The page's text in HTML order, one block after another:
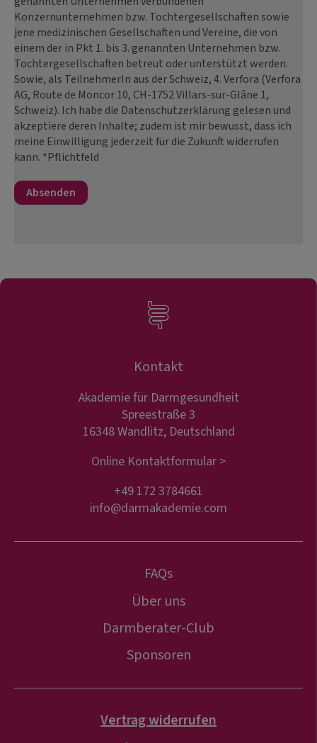
Konzernunternehmen bzw. Tochtergesellschaften sowie
jene medizinischen Gesellschaften und Vereine, die von
einem der in Pkt 1. bis 3. genannten Unternehmen bzw.
Tochtergesellschaften betreut oder unterstützt werden.
Sowie, als TeilnehmerIn aus der Schweiz, 4. Verfora (Verfora
AG, Route de Moncor 10, CH-1752 Villars-sur-Glâne 1,
Schweiz). Ich habe die Datenschutzerklärung gelesen und
akzeptiere deren Inhalte; zudem ist mir bewusst, dass ich
meine Einwilligung jederzeit für die Zukunft widerrufen
kann. *Pflichtfeld
Kontakt
Akademie für Darmgesundheit
Spreestraße 3
16348 Wandlitz, Deutschland
Online Kontaktformular >
+49 172 3784661
info@darmakademie.com
FAQs
Über uns
Darmberater-Club
Sponsoren
Vertrag widerrufen